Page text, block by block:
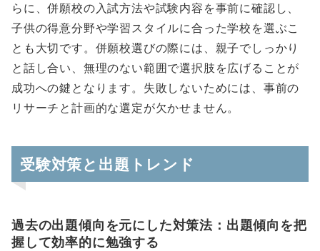
らに、併願校の入試方法や試験内容を事前に確認し、
子供の得意分野や学習スタイルに合った学校を選ぶこ
とも大切です。併願校選びの際には、親子でしっかり
と話し合い、無理のない範囲で選択肢を広げることが
成功への鍵となります。失敗しないためには、事前の
リサーチと計画的な選定が欠かせません。
受験対策と出題トレンド
過去の出題傾向を元にした対策法：出題傾向を把
握して効率的に勉強する